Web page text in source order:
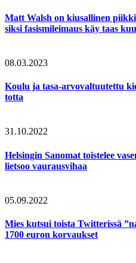
Matt Walsh on kiusallinen piikki
siksi fasismileimaus käy taas
08.03.2023
Koulu ja tasa-arvovaltuutettu
totta
31.10.2022
Helsingin Sanomat toistelee
lietsoo vaurausvihaa
05.09.2022
Mies kutsui toista Twitterissä
1700 euron korvaukset